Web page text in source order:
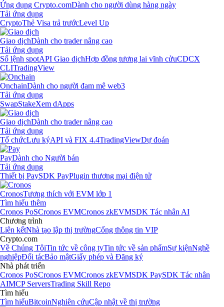
Ứng dụng Crypto.comDành cho người dùng hàng ngày
Tải ứng dụng
CryptoThẻ Visa trả trướcLevel Up
Giao dịchDành cho trader nâng cao
Tải ứng dụng
Sổ lệnh spotAPI Giao dịchHợp đồng tương lai vĩnh cửuCDCX
CLITradingView
OnchainDành cho người đam mê web3
Tải ứng dụng
SwapStakeXem dApps
Giao dịchDành cho trader nâng cao
Tải ứng dụng
Tổ chứcLưu kýAPI và FIX 4.4TradingViewDự đoán
PayDành cho Người bán
Tải ứng dụng
Thiết bị PaySDK PayPlugin thương mại điện tử
CronosTương thích với EVM lớp 1
Tìm hiểu thêm
Cronos PoSCronos EVMCronos zkEVMSDK Tác nhân AI
Chương trình
Liên kếtNhà tạo lập thị trườngCổng thông tin VIP
Crypto.com
Về Chúng TôiTin tức về công tyTin tức về sản phẩmSự kiệnNghề
nghiệpĐối tácBảo mậtGiấy phép và Đăng ký
Nhà phát triển
Cronos PoSCronos EVMCronos zkEVMSDK PaySDK Tác nhân
AIMCP ServersTrading Skill Repo
Tìm hiểu
Tìm hiểuBitcoinNghiên cứuCập nhật về thị trường